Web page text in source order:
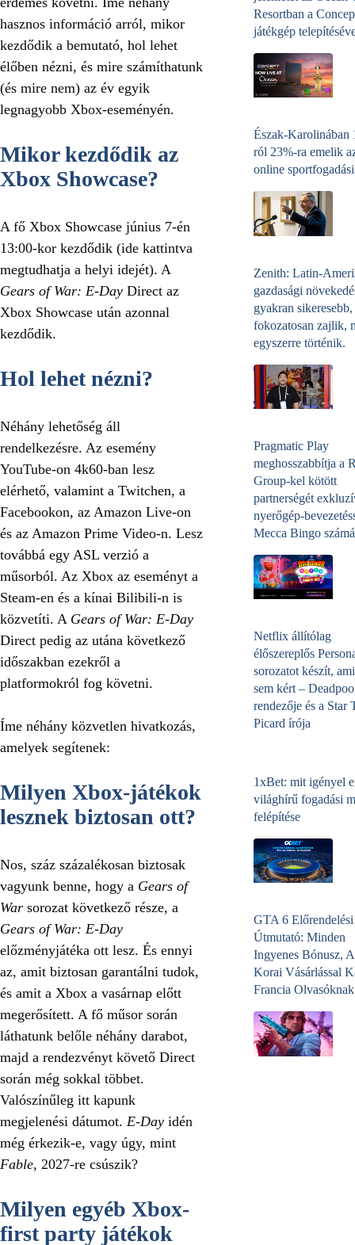
hasznos információ arról, mikor
kezdődik a bemutató, hol lehet
élőben nézni, és mire számíthatunk
(és mire nem) az év egyik
legnagyobb Xbox-eseményén.
Mikor kezdődik az
Xbox Showcase?
A fő Xbox Showcase június 7-én
13:00-kor kezdődik (ide kattintva
megtudhatja a helyi idejét). A
Gears of War: E-Day Direct az
Xbox Showcase után azonnal
kezdődik.
Hol lehet nézni?
Néhány lehetőség áll
rendelkezésre. Az esemény
YouTube-on 4k60-ban lesz
elérhető, valamint a Twitchen, a
Facebookon, az Amazon Live-on
és az Amazon Prime Video-n. Lesz
továbbá egy ASL verzió a
műsorból. Az Xbox az eseményt a
Steam-en és a kínai Bilibili-n is
közvetíti. A Gears of War: E-Day
Direct pedig az utána következő
időszakban ezekről a
platformokról fog követni.
Íme néhány közvetlen hivatkozás,
amelyek segítenek:
Milyen Xbox-játékok
lesznek biztosan ott?
Nos, száz százalékosan biztosak
vagyunk benne, hogy a Gears of
War sorozat következő része, a
Gears of War: E-Day
előzményjátéka ott lesz. És ennyi
az, amit biztosan garantálni tudok,
és amit a Xbox a vasárnap előtt
megerősített. A fő műsor során
láthatunk belőle néhány darabot,
majd a rendezvényt követő Direct
során még sokkal többet.
Valószínűleg itt kapunk
megjelenési dátumot. E-Day idén
még érkezik-e, vagy úgy, mint
Fable, 2027-re csúszik?
Milyen egyéb Xbox-
first party játékok
Resortban a
játékgép
Észak-Karolinában
ról 23%-ra emelik
online
Zenith: Latin-
gazdasági
gyakran sikeresebb,
fokozatosan zajlik,
egyszerre történik.
Pragmatic Play
meghosszabbítja a
Group-kel kötött
partnerségét
nyerőgép-
Mecca Bingo
Netflix állítólag
élőszereplős
sorozatot készít,
sem kért –
rendezője és a Star
Picard írója
1xBet: mit igényel
világhírű fogadási
felépítése
GTA 6 Előrendelési
Útmutató: Minden
Ingyenes Bónusz,
Korai Vásárlással
Francia Olvasóknak